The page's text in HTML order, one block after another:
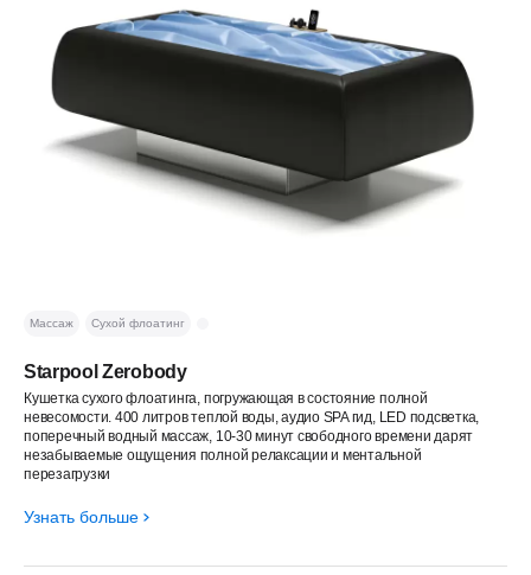
Starpool Zerobody
Кушетка сухого флоатинга, погружающая в состояние полной
невесомости. 400 литров теплой воды, аудио SPA гид, LED подсветка,
поперечный водный массаж, 10-30 минут свободного времени дарят
незабываемые ощущения полной релаксации и ментальной
перезагрузки
Массаж Сухой флоатинг
Узнать больше